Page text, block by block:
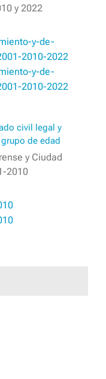
y 2022
y-de-
2010-2022
y-de-
2010-2022
civil legal y
de edad
y Ciudad
2010